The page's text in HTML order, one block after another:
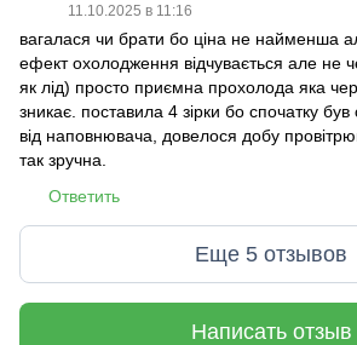
11.10.2025 в 11:16
вагалася чи брати бо ціна не найменша
ефект охолодження відчувається але не
як лід) просто приємна прохолода яка
зникає. поставила 4 зірки бо спочатку
від наповнювача, довелося добу
так зручна.
Ответить
Еще 5 отзывов
Написать отзыв